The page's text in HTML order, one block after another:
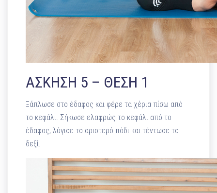
ΑΣΚΗΣΗ 5 – ΘΕΣΗ 1
Ξάπλωσε στο έδαφος και φέρε τα χέρια πίσω από
το κεφάλι. Σήκωσε ελαφρώς το κεφάλι από το
έδαφος, λύγισε το αριστερό πόδι και τέντωσε το
δεξί.